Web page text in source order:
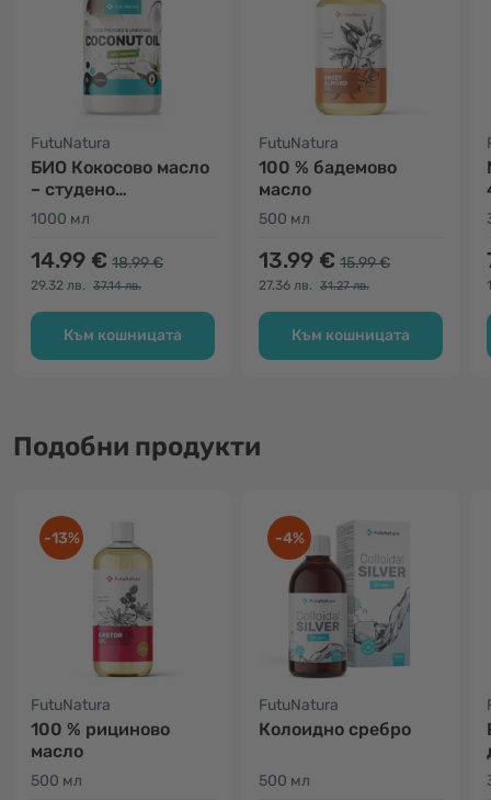
FutuNatura
БИО Кокосово масло
– студено
пресовано,
1000 мл
14.99 € 18.99 €
29.32 лв. 37.14 лв.
Към кошницата
FutuNatura
100 % бадемово
масло
500 мл
13.99 € 15.99 €
27.36 лв. 31.27 лв.
Към кошницата
Подобни продукти
-13%
FutuNatura
100 % рициново
масло
500 мл
-4%
FutuNatura
Колоидно сребро
500 мл